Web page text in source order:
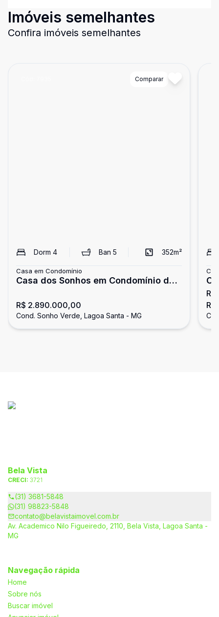
Imóveis semelhantes
Confira imóveis semelhantes
Comparar
Dorm 4 Ban5 352m²
Casa em Condomínio
Casa dos Sonhos em Condomínio de
R$ 2.890.000,00
Cond. Sonho Verde, Lagoa Santa - MG
Bela Vista
CRECI: 3721
(31) 3681-5848
(31) 98823-5848
contato@belavistaimovel.com.br
Av. Academico Nilo Figueiredo, 2110, Bela Vista, Lagoa Santa -
MG
Navegação rápida
Home
Sobre nós
Buscar imóvel